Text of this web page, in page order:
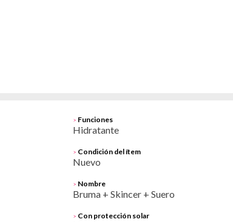
> Funciones
Hidratante
> Condición del ítem
Nuevo
> Nombre
Bruma + Skincer + Suero
> Con protección solar